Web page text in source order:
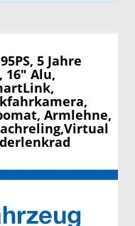
5 Jahre
16" Alu,
Armlehne,